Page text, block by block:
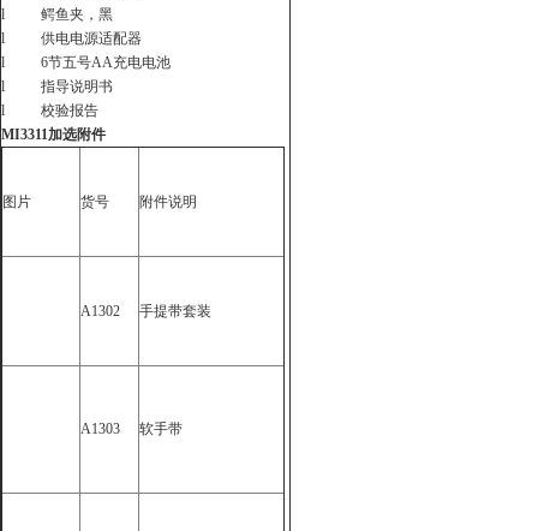
l 鳄鱼夹，黑
l 供电电源适配器
l 6节五号AA充电电池
l 指导说明书
l 校验报告
MI3311加选附件
图片 货号 附件说明
A1302 手提带套装
A1303 软手带